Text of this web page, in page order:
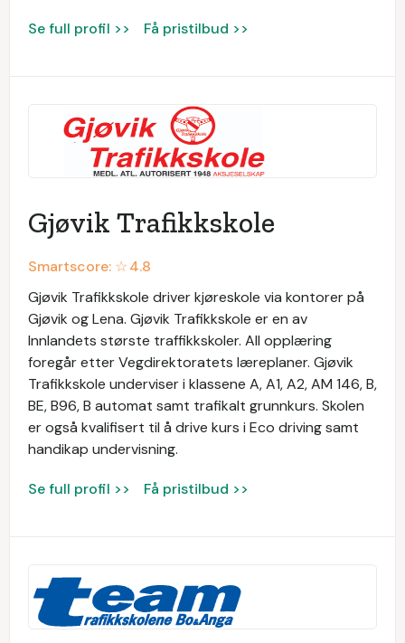
Se full profil >> Få pristilbud >>
Gjøvik Trafikkskole
Smartscore: ☆4.8
Gjøvik Trafikkskole driver kjøreskole via kontorer på
Gjøvik og Lena. Gjøvik Trafikkskole er en av
Innlandets største traffikkskoler. All opplæring
foregår etter Vegdirektoratets læreplaner. Gjøvik
Trafikkskole underviser i klassene A, A1, A2, AM 146, B,
BE, B96, B automat samt trafikalt grunnkurs. Skolen
er også kvalifisert til å drive kurs i Eco driving samt
handikap undervisning.
Se full profil >> Få pristilbud >>